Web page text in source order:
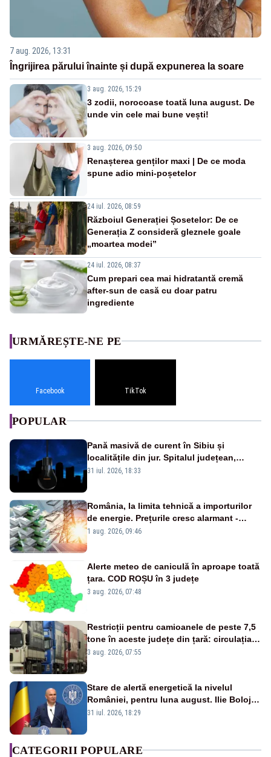
7 aug. 2026, 13:31
Îngrijirea părului înainte și după expunerea la soare
3 aug. 2026, 15:29
3 zodii, norocoase toată luna august. De
unde vin cele mai bune vești!
3 aug. 2026, 09:50
Renașterea genților maxi | De ce moda
spune adio mini-poșetelor
24 iul. 2026, 08:59
Războiul Generației Șosetelor: De ce
Generația Z consideră gleznele goale
„moartea modei”
24 iul. 2026, 08:37
Cum prepari cea mai hidratantă cremă
after-sun de casă cu doar patru
ingrediente
URMĂREȘTE-NE PE
Facebook TikTok
POPULAR
Pană masivă de curent în Sibiu și
localitățile din jur. Spitalul județean,
semafoarele, rețelele de telefonie, grav
31 iul. 2026, 18:33
România, la limita tehnică a importurilor
de energie. Prețurile cresc alarmant -
Analiză Realitatea Plus
1 aug. 2026, 09:46
Alerte meteo de caniculă în aproape toată
țara. COD ROȘU în 3 județe
3 aug. 2026, 07:48
Restricții pentru camioanele de peste 7,5
tone în aceste județe din țară: circulația
este interzisă luni, între orele 12:00 și
3 aug. 2026, 07:55
Stare de alertă energetică la nivelul
României, pentru luna august. Ilie Bolojan
a anunțat importuri și posibile restricții –
31 iul. 2026, 18:29
CATEGORII POPULARE